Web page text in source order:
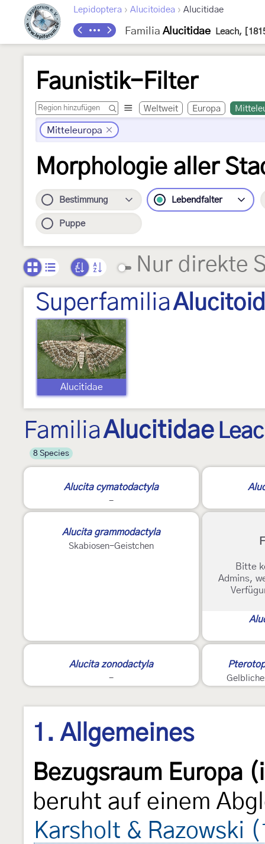
Lepidoptera › Alucitoidea › Alucitidae
Familia Alucitidae Leach,
Faunistik-Filter
Weltweit Europa
Mitteleuropa
Morphologie aller
Bestimmung Lebendfalter
Puppe
Nur direkte
Superfamilia
Alucitidae
FamiliaAlucitidae
8 Species
Alucita cymatodactyla
-
Alucita grammodactyla
Skabiosen-Geistchen
Bitte
Admins,
Alucita zonodactyla
-
1. Allgemeines
Bezugsraum Europa
beruht auf einem
Karsholt & Razowski